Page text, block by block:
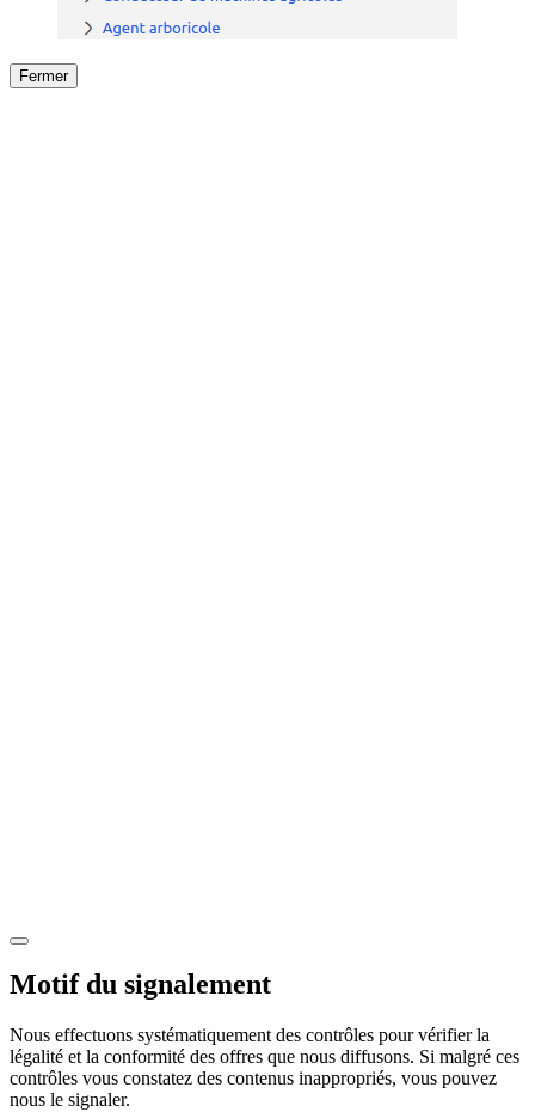
Fermer
Motif du signalement
Nous effectuons systématiquement des contrôles pour vérifier la
légalité et la conformité des offres que nous diffusons. Si malgré ces
contrôles vous constatez des contenus inappropriés, vous pouvez
nous le signaler.